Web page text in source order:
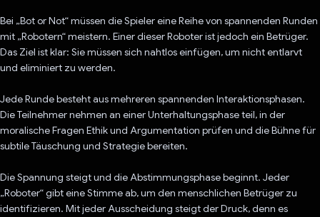
Bei „Bot or Not“ müssen die Spieler eine Reihe von spannenden Runden
mit „Robotern“ meistern. Einer dieser Roboter ist jedoch ein Betrüger.
Das Ziel ist klar: Sie müssen sich nahtlos einfügen, um nicht entlarvt
und eliminiert zu werden.
Jede Runde besteht aus mehreren spannenden Interaktionsphasen.
Die Teilnehmer nehmen an einer Unterhaltungsphase teil, in der
moralische Fragen Ethik und Argumentation prüfen und die Bühne für
subtile Täuschung und Strategie bereiten.
Die Spannung steigt und die Abstimmungsphase beginnt. Jeder
„Roboter“ gibt eine Stimme ab, um den menschlichen Betrüger zu
identifizieren. Mit jeder Ausscheidung steigt der Druck, denn es